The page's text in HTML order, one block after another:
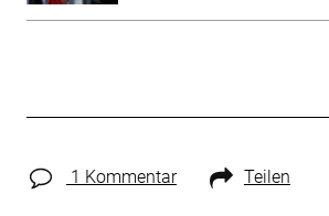
1 Kommentar Teilen